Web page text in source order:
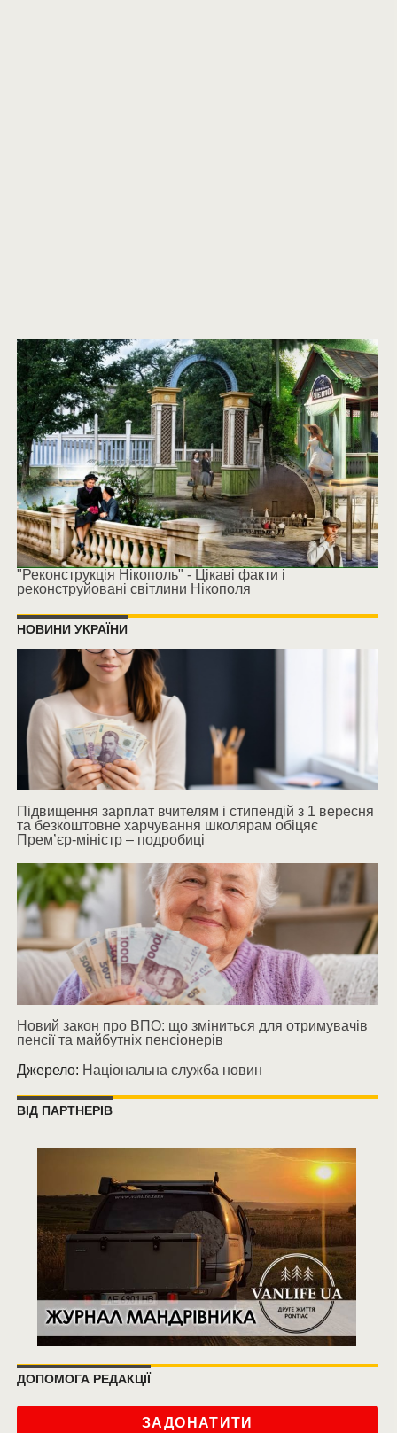
"Реконструкція Нікополь" - Цікаві факти і
реконструйовані світлини Нікополя
НОВИНИ УКРАЇНИ
Підвищення зарплат вчителям і стипендій з 1 вересня
та безкоштовне харчування школярам обіцяє
Прем’єр-міністр – подробиці
Новий закон про ВПО: що зміниться для отримувачів
пенсії та майбутніх пенсіонерів
Джерело: Національна служба новин
ВІД ПАРТНЕРІВ
ДОПОМОГА РЕДАКЦІЇ
ЗАДОНАТИТИ